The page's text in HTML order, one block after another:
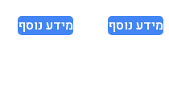
מידע נוסף מידע נוסף